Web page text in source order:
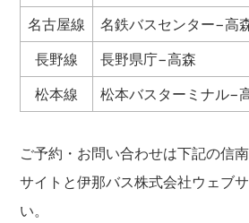
名古屋線
名鉄バスセンター−高
長野線
長野県庁−高森
松本線
松本バスターミナル−
ご予約・お問い合わせは下記の信
サイトと伊那バス株式会社ウェブ
い。